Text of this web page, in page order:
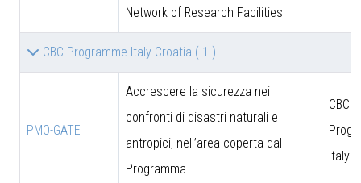
Network of Research Facilities
CBC Programme Italy-Croatia ( 1 )
PMO-GATE
Accrescere la sicurezza nei
confronti di disastri naturali e
antropici, nell’area coperta dal
Programma
CBC
Italy-